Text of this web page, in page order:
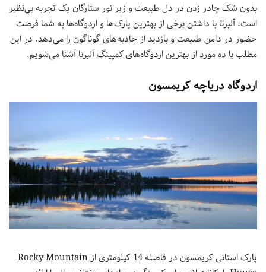
بدون شک چادر زدن در دل طبیعت و زیر نور ستارگان یک تجربه بی‌نظیر
است. آلبرتا با داشتن برخی از بهترین پارک‌ها و اردوگاه‌ها به شما فرصت
حضور در دامن طبیعت و بازدید از جاذبه‌های گوناگون را می‌دهد. در این
مطلب با ده مورد از بهترین اردوگاه‌های کمپینگ آلبرتا آشنا می‌شویم.
اردوگاه دریاچه کریمسون
پارک استانی کریمسون در فاصله 14 کیلومتری از Rocky Mountain